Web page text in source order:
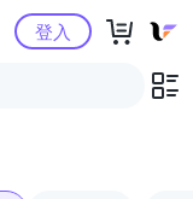
中心登入